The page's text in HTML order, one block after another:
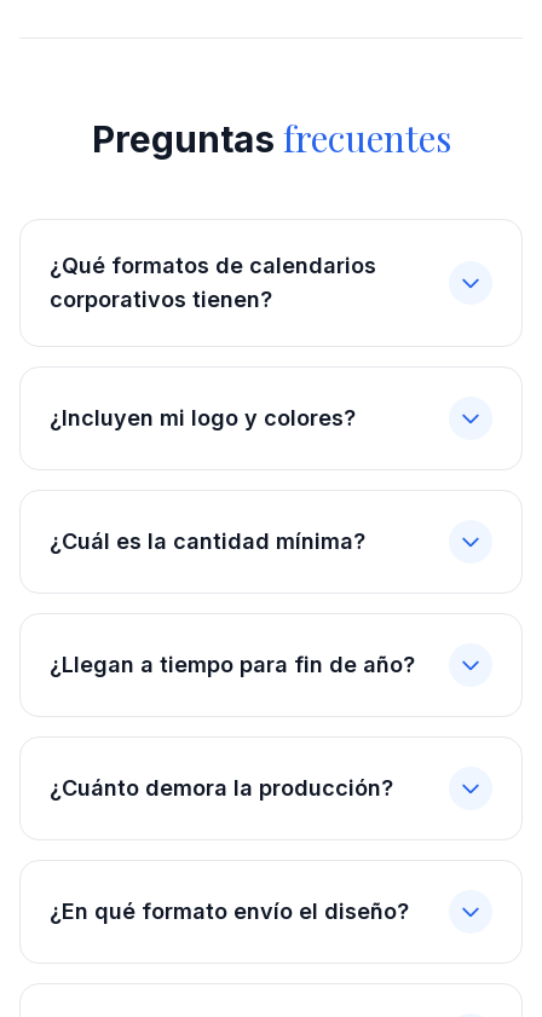
Preguntas frecuentes
¿Qué formatos de calendarios
corporativos tienen?
¿Incluyen mi logo y colores?
¿Cuál es la cantidad mínima?
¿Llegan a tiempo para fin de año?
¿Cuánto demora la producción?
¿En qué formato envío el diseño?